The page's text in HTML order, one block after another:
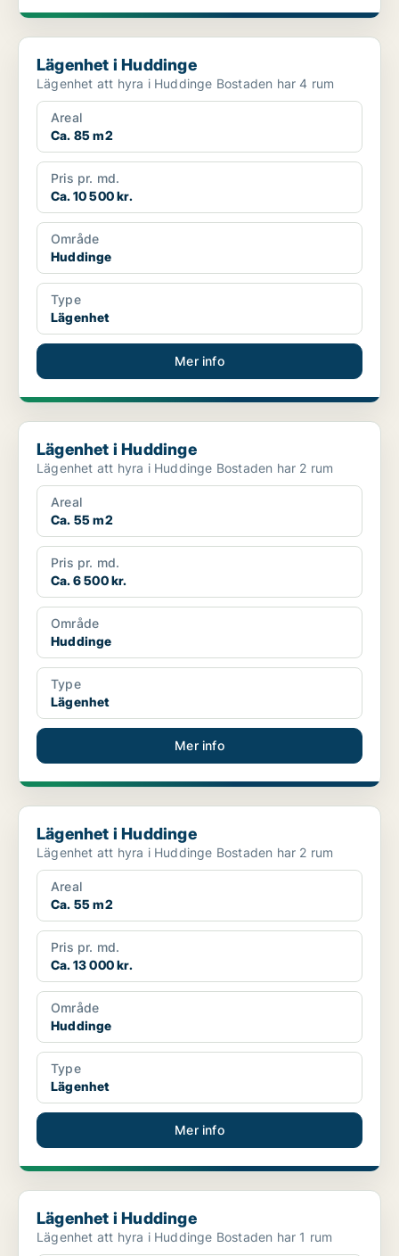
Lägenhet i Huddinge
Lägenhet i Huddinge
Lägenhet att hyra i Huddinge Bostaden har 4 rum
Areal
Ca. 85 m2
Pris pr. md.
Ca. 10 500 kr.
Område
Huddinge
Type
Lägenhet
Mer info
Lägenhet i Huddinge
Lägenhet i Huddinge
Lägenhet att hyra i Huddinge Bostaden har 2 rum
Areal
Ca. 55 m2
Pris pr. md.
Ca. 6 500 kr.
Område
Huddinge
Type
Lägenhet
Mer info
Lägenhet i Huddinge
Lägenhet i Huddinge
Lägenhet att hyra i Huddinge Bostaden har 2 rum
Areal
Ca. 55 m2
Pris pr. md.
Ca. 13 000 kr.
Område
Huddinge
Type
Lägenhet
Mer info
Lägenhet i Huddinge
Lägenhet i Huddinge
Lägenhet att hyra i Huddinge Bostaden har 1 rum